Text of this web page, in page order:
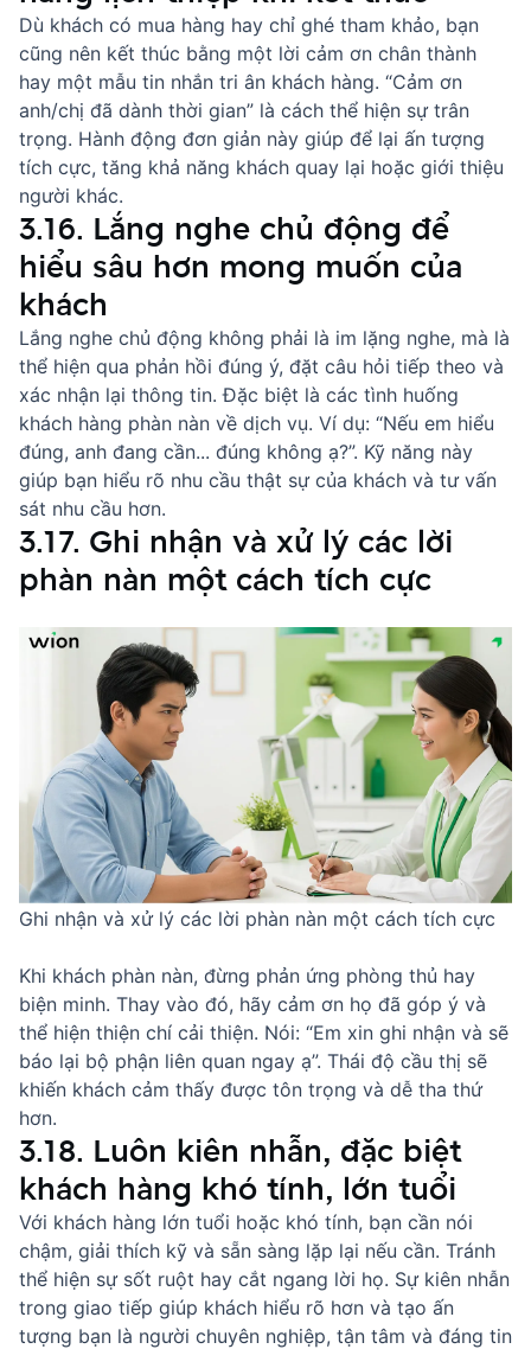
Dù khách có mua hàng hay chỉ ghé tham khảo, bạn
cũng nên kết thúc bằng một lời cảm ơn chân thành
hay một mẫu tin nhắn tri ân khách hàng. “Cảm ơn
anh/chị đã dành thời gian” là cách thể hiện sự trân
trọng. Hành động đơn giản này giúp để lại ấn tượng
tích cực, tăng khả năng khách quay lại hoặc giới thiệu
người khác.
3.16. Lắng nghe chủ động để
hiểu sâu hơn mong muốn của
khách
Lắng nghe chủ động không phải là im lặng nghe, mà là
thể hiện qua phản hồi đúng ý, đặt câu hỏi tiếp theo và
xác nhận lại thông tin. Đặc biệt là các tình huống
khách hàng phàn nàn về dịch vụ. Ví dụ: “Nếu em hiểu
đúng, anh đang cần... đúng không ạ?”. Kỹ năng này
giúp bạn hiểu rõ nhu cầu thật sự của khách và tư vấn
sát nhu cầu hơn.
3.17. Ghi nhận và xử lý các lời
phàn nàn một cách tích cực
Ghi nhận và xử lý các lời phàn nàn một cách tích cực
Khi khách phàn nàn, đừng phản ứng phòng thủ hay
biện minh. Thay vào đó, hãy cảm ơn họ đã góp ý và
thể hiện thiện chí cải thiện. Nói: “Em xin ghi nhận và sẽ
báo lại bộ phận liên quan ngay ạ”. Thái độ cầu thị sẽ
khiến khách cảm thấy được tôn trọng và dễ tha thứ
hơn.
3.18. Luôn kiên nhẫn, đặc biệt
khách hàng khó tính, lớn tuổi
Với khách hàng lớn tuổi hoặc khó tính, bạn cần nói
chậm, giải thích kỹ và sẵn sàng lặp lại nếu cần. Tránh
thể hiện sự sốt ruột hay cắt ngang lời họ. Sự kiên nhẫn
trong giao tiếp giúp khách hiểu rõ hơn và tạo ấn
tượng bạn là người chuyên nghiệp, tận tâm và đáng tin